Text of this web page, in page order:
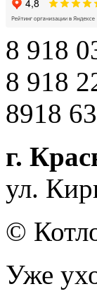
8 918
8 918
8918
г.
ул.
©
Уже